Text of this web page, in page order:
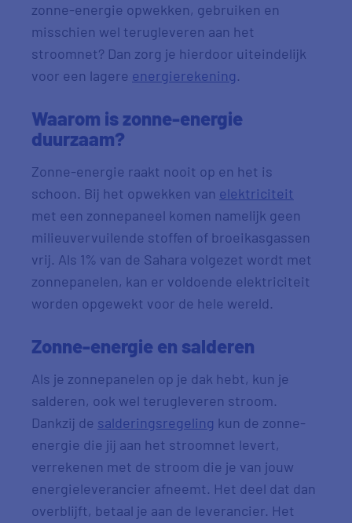
zonne-energie opwekken, gebruiken en
misschien wel terugleveren aan het
stroomnet? Dan zorg je hierdoor uiteindelijk
voor een lagere energierekening.
Waarom is zonne-energie
duurzaam?
Zonne-energie raakt nooit op en het is
schoon. Bij het opwekken van elektriciteit
met een zonnepaneel komen namelijk geen
milieuvervuilende stoffen of broeikasgassen
vrij. Als 1% van de Sahara volgezet wordt met
zonnepanelen, kan er voldoende elektriciteit
worden opgewekt voor de hele wereld.
Zonne-energie en salderen
Als je zonnepanelen op je dak hebt, kun je
salderen, ook wel terugleveren stroom.
Dankzij de salderingsregeling kun de zonne-
energie die jij aan het stroomnet levert,
verrekenen met de stroom die je van jouw
energieleverancier afneemt. Het deel dat dan
overblijft, betaal je aan de leverancier. Het